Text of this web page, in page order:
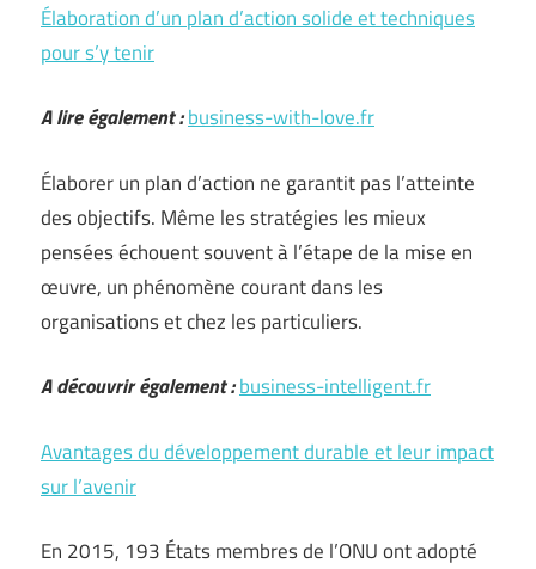
Élaboration d’un plan d’action solide et techniques
pour s’y tenir
A lire également :business-with-love.fr
Élaborer un plan d’action ne garantit pas l’atteinte
des objectifs. Même les stratégies les mieux
pensées échouent souvent à l’étape de la mise en
œuvre, un phénomène courant dans les
organisations et chez les particuliers.
A découvrir également :business-intelligent.fr
Avantages du développement durable et leur impact
sur l’avenir
En 2015, 193 États membres de l’ONU ont adopté